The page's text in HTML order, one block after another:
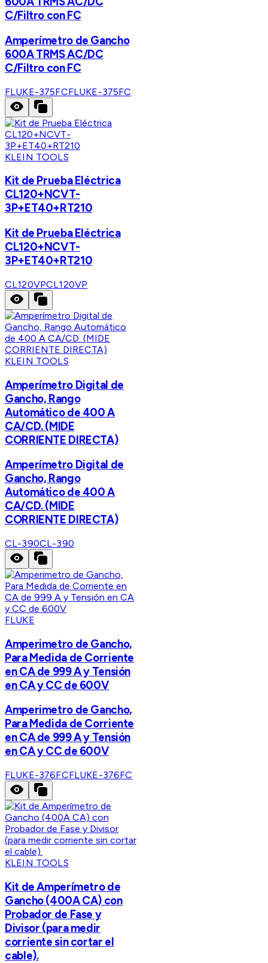
C/Filtro con FC
Amperímetro de Gancho
600A TRMS AC/DC
C/Filtro con FC
FLUKE-375FCFLUKE-375FC
KLEIN TOOLS
Kit de Prueba Eléctrica
CL120+NCVT-
3P+ET40+RT210
Kit de Prueba Eléctrica
CL120+NCVT-
3P+ET40+RT210
CL120VPCL120VP
KLEIN TOOLS
Amperímetro Digital de
Gancho, Rango
Automático de 400 A
CA/CD. (MIDE
CORRIENTE DIRECTA)
Amperímetro Digital de
Gancho, Rango
Automático de 400 A
CA/CD. (MIDE
CORRIENTE DIRECTA)
CL-390CL-390
FLUKE
Amperimetro de Gancho,
Para Medida de Corriente
en CA de 999 A y Tensión
en CA y CC de 600V
Amperimetro de Gancho,
Para Medida de Corriente
en CA de 999 A y Tensión
en CA y CC de 600V
FLUKE-376FCFLUKE-376FC
KLEIN TOOLS
Kit de Amperímetro de
Gancho (400A CA) con
Probador de Fase y
Divisor (para medir
corriente sin cortar el
cable).